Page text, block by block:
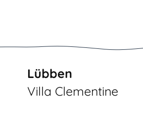
Lübben
Villa Clementine